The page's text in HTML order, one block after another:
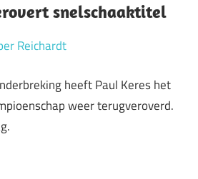
snelschaaktitel
Reichardt
heeft Paul Keres het
weer terugveroverd.